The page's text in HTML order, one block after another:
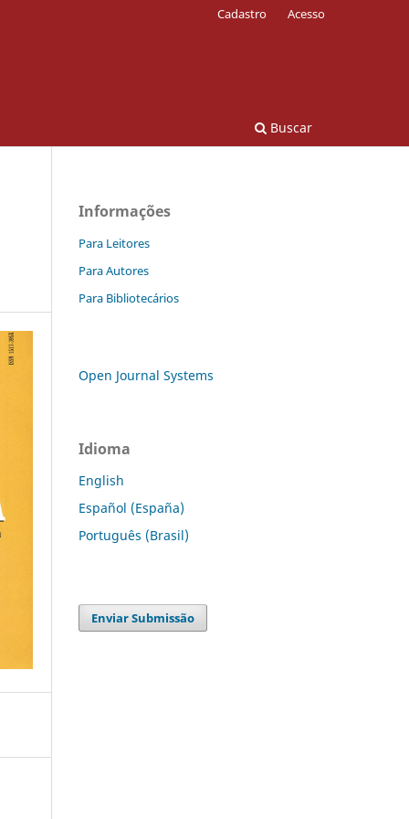
Buscar
Cadastro Acesso
Informações
Para Leitores
Para Autores
Para Bibliotecários
Open Journal Systems
Idioma
English
Español (España)
Português (Brasil)
Enviar Submissão